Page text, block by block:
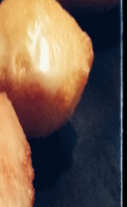
« on va
Gaudry
gaudry